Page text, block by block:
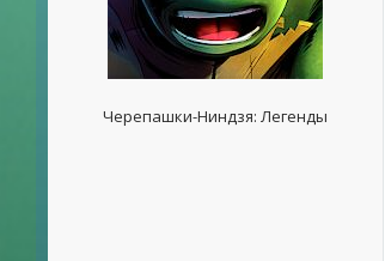
Черепашки-Ниндзя: Легенды